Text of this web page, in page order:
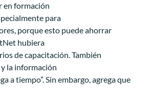
formación
para
porque esto puede ahorrar
hubiera
de capacitación. También
la información
a tiempo”. Sin embargo, agrega que